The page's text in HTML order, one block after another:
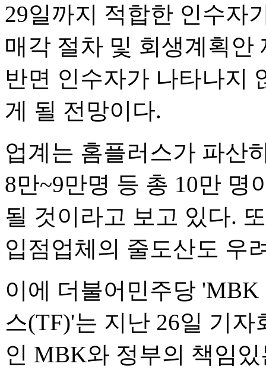
29일까지 적합한 인수자
매각 절차 및 회생계획안
반면 인수자가 나타나지
게 될 전망이다.
업계는 홈플러스가 파산
8만~9만명 등 총 10만 명
될 것이라고 보고 있다.
입점업체의 줄도산도 우
이에 더불어민주당
스(TF)'는 지난 26일 기
인 MBK와 정부의 책임